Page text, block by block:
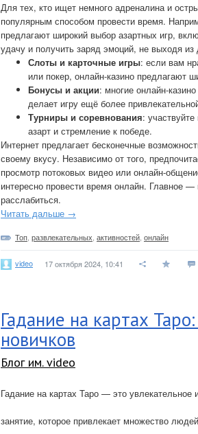
Для тех, кто ищет немного адреналина и
популярным способом провести время.
предлагают широкий выбор азартных игр,
удачу и получить заряд эмоций, не выходя из
Слоты и карточные игры: если вам
или покер, онлайн-казино предлагают
Бонусы и акции: многие онлайн-
делает игру ещё более
Турниры и соревнования:
азарт и стремление к победе.
Интернет предлагает бесконечные
своему вкусу. Независимо от того,
просмотр потоковых видео или онлайн-
интересно провести время онлайн. Главное
расслабиться.
Читать дальше →
Топ развлекательных активностей онлайн
video 17 октября 2024, 10:41
Гадание на картах
новичков
Блог им. video
Гадание на картах Таро — это увлекательное
занятие, которое привлекает множество